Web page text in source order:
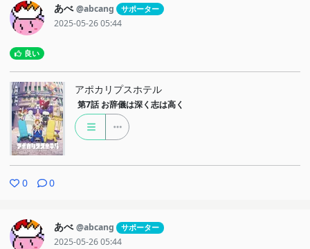
あべ @abcang サポーター
2025-05-26 05:44
良い
アポカリプスホテル
第7話 お辞儀は深く志は高く
0 0
あべ @abcang サポーター
2025-05-26 05:44